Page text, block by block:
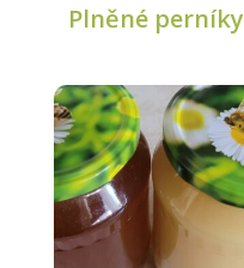
Plněné perníky